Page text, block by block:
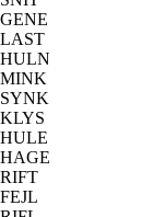
GENE
LAST
HULN
MINK
SYNK
KLYS
HULE
HAGE
RIFT
FEJL